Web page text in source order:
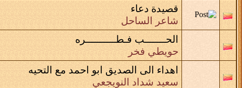
قصيدة دعاء
شاعر الساحل
الحـــــــب فـطــــــــــره
حويطي فخر
اهداء الى الصديق ابو احمد مع التحيه
سعيد شداد النويجعي